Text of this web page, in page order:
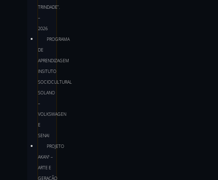
TRINDADE”.
–
2026
PROGRAMA
DE
APRENDIZAGEM
INSITUTO
SOCIOCULTURAL
SOLANO
–
VOLKSWAGEN
E
SENAI
PROJETO
AKAN¹ –
ARTE E
GERAÇÃO